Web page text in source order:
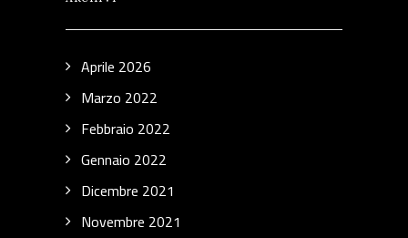
Aprile 2026
Marzo 2022
Febbraio 2022
Gennaio 2022
Dicembre 2021
Novembre 2021